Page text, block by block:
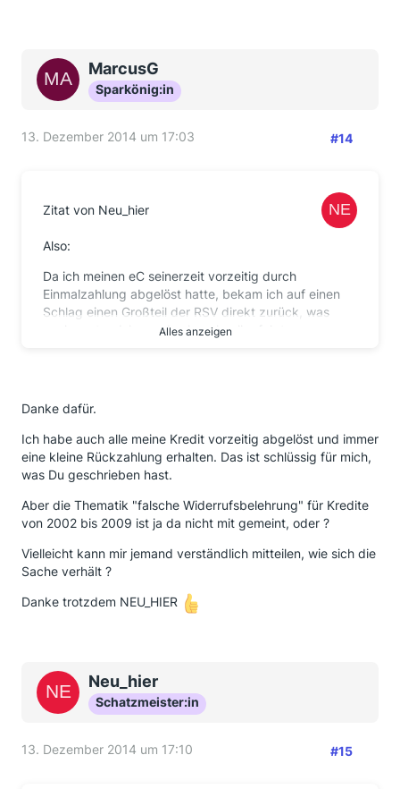
MarcusG
Sparkönig:in
13. Dezember 2014 um 17:03 #14
Zitat von Neu_hier
Also:
Da ich meinen eC seinerzeit vorzeitig durch
Einmalzahlung abgelöst hatte, bekam ich auf einen
Schlag einen Großteil der RSV direkt zurück, was
auch anstandslos und sehr schnell erfolgte.
warte jetzt erst einmal ab. Da hier ja das
Widerrufsrecht dank nicht ordnungsgemäßer
Widerrufsbelehrung weiterläuft, habe ich hier nicht
das aus dem anderen Thread bekannte Problem der
Verjährung.
Nichtsdestotrotz habe ich eC in dieser Angelegenheit
eine Frist zur Zahlung bis zum 19. Dezember gesetzt;
falls keinerlei Reaktion / keine Zahlung geht der
nächste Mahnbescheid raus....
Alles anzeigen
Danke dafür.
Ich habe auch alle meine Kredit vorzeitig abgelöst und immer
eine kleine Rückzahlung erhalten. Das ist schlüssig für mich,
was Du geschrieben hast.
Aber die Thematik "falsche Widerrufsbelehrung" für Kredite
von 2002 bis 2009 ist ja da nicht mit gemeint, oder ?
Vielleicht kann mir jemand verständlich mitteilen, wie sich die
Sache verhält ?
Danke trotzdem NEU_HIER
Neu_hier
Schatzmeister:in
13. Dezember 2014 um 17:10 #15